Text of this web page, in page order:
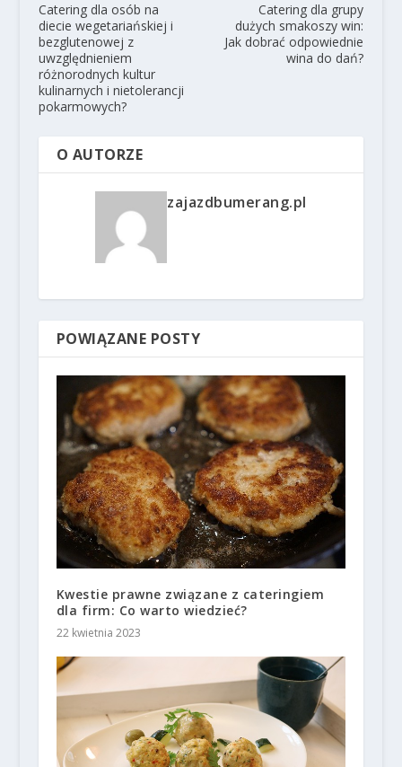
Catering dla osób na
diecie wegetariańskiej i
bezglutenowej z
uwzględnieniem
różnorodnych kultur
kulinarnych i nietolerancji
pokarmowych?
Catering dla grupy
dużych smakoszy win:
Jak dobrać odpowiednie
wina do dań?
O AUTORZE
zajazdbumerang.pl
POWIĄZANE POSTY
Kwestie prawne związane z cateringiem
dla firm: Co warto wiedzieć?
22 kwietnia 2023